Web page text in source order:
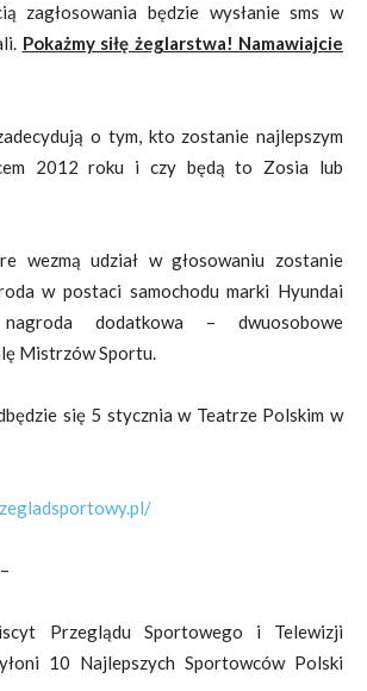
zagłosowania będzie wysłanie sms w
Pokażmy siłę żeglarstwa! Namawiajcie
o tym, kto zostanie najlepszym
2012 roku i czy będą to Zosia lub
wezmą udział w głosowaniu zostanie
w postaci samochodu marki Hyundai
dodatkowa – dwuosobowe
Mistrzów Sportu.
się 5 stycznia w Teatrze Polskim w
Przeglądu Sportowego i Telewizji
10 Najlepszych Sportowców Polski